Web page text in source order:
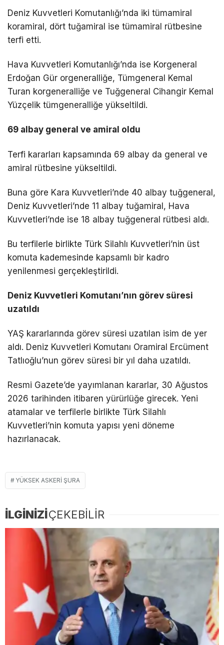
Deniz Kuvvetleri Komutanlığı’nda iki tümamiral
koramiral, dört tuğamiral ise tümamiral rütbesine
terfi etti.
Hava Kuvvetleri Komutanlığı’nda ise Korgeneral
Erdoğan Gür orgeneralliğe, Tümgeneral Kemal
Turan korgeneralliğe ve Tuğgeneral Cihangir Kemal
Yüzçelik tümgeneralliğe yükseltildi.
69 albay general ve amiral oldu
Terfi kararları kapsamında 69 albay da general ve
amiral rütbesine yükseltildi.
Buna göre Kara Kuvvetleri’nde 40 albay tuğgeneral,
Deniz Kuvvetleri’nde 11 albay tuğamiral, Hava
Kuvvetleri’nde ise 18 albay tuğgeneral rütbesi aldı.
Bu terfilerle birlikte Türk Silahlı Kuvvetleri’nin üst
komuta kademesinde kapsamlı bir kadro
yenilenmesi gerçekleştirildi.
Deniz Kuvvetleri Komutanı’nın görev süresi
uzatıldı
YAŞ kararlarında görev süresi uzatılan isim de yer
aldı. Deniz Kuvvetleri Komutanı Oramiral Ercüment
Tatlıoğlu’nun görev süresi bir yıl daha uzatıldı.
Resmi Gazete’de yayımlanan kararlar, 30 Ağustos
2026 tarihinden itibaren yürürlüğe girecek. Yeni
atamalar ve terfilerle birlikte Türk Silahlı
Kuvvetleri’nin komuta yapısı yeni döneme
hazırlanacak.
YÜKSEK ASKERI ŞURA
İLGİNİZİÇEKEBİLİR